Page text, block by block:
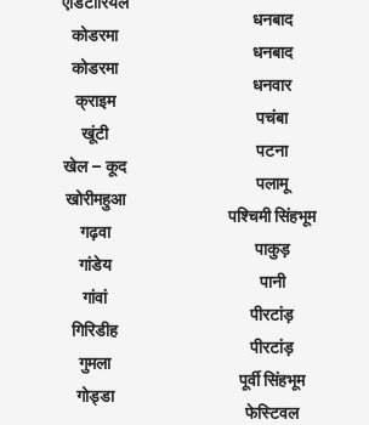
कोडरमा
कोडरमा
क्राइम
खूंटी
खेल – कूद
खोरीमहुआ
गढ़वा
गांडेय
गांवां
गिरिडीह
गुमला
गोड्डा
धनबाद
धनबाद
धनवार
पचंबा
पटना
पलामू
पश्चिमी सिंहभूम
पाकुड़
पानी
पीरटांड़
पीरटांड़
पूर्वी सिंहभूम
फेस्टिवल